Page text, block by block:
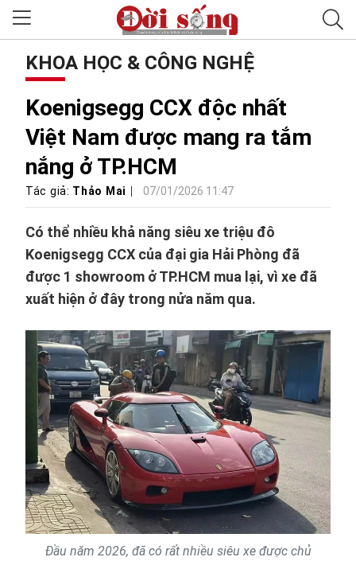
KHOA HỌC & CÔNG NGHỆ
Koenigsegg CCX độc nhất
Việt Nam được mang ra tắm
nắng ở TP.HCM
Tác giả: Thảo Mai 07/01/2026 11:47
Có thể nhiều khả năng siêu xe triệu đô
Koenigsegg CCX của đại gia Hải Phòng đã
được 1 showroom ở TP.HCM mua lại, vì xe đã
xuất hiện ở đây trong nửa năm qua.
Đầu năm 2026, đã có rất nhiều siêu xe được chủ